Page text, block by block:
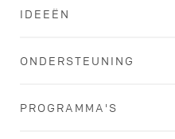
IDEEËN
ONDERSTEUNING
PROGRAMMA'S